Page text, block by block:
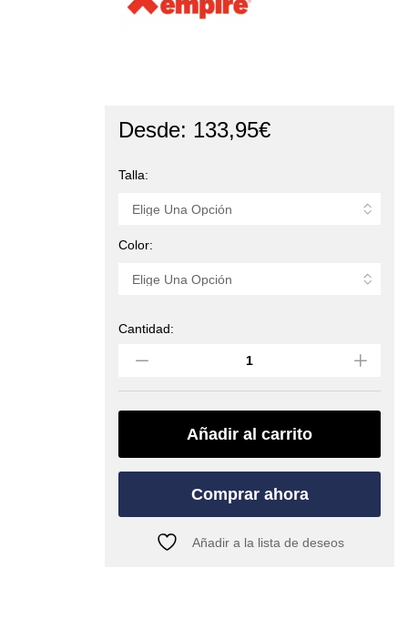
Desde: 133,95€
Talla:
Color:
Bobina
poliamida
(ROCK
Cantidad:
Añadir al carrito
Comprar ahora
Añadir a la lista de deseos